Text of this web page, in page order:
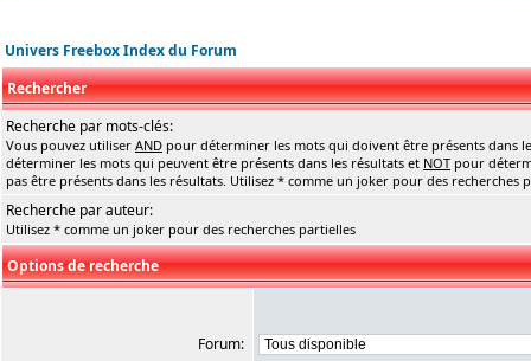
Univers Freebox Index du Forum
Rechercher
Recherche par mots-clés:
Vous pouvez utiliser AND pour déterminer les mots qui doivent être présents dans
déterminer les mots qui peuvent être présents dans les résultats et NOT pour
pas être présents dans les résultats. Utilisez * comme un joker pour des recherches
Recherche par auteur:
Utilisez * comme un joker pour des recherches partielles
Options de recherche
Forum: